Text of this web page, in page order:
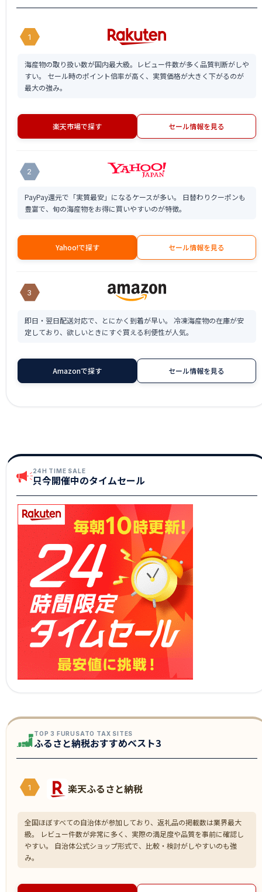
1
海産物の取り扱い数が国内最大級。レビュー件数が多く品質判断がしや
すい。 セール時のポイント倍率が高く、実質価格が大きく下がるのが
最大の強み。
楽天市場で探す セール情報を見る
2
PayPay還元で「実質最安」になるケースが多い。 日替わりクーポンも
豊富で、旬の海産物をお得に買いやすいのが特徴。
Yahoo!で探す セール情報を見る
3
即日・翌日配送対応で、とにかく到着が早い。 冷凍海産物の在庫が安
定しており、欲しいときにすぐ買える利便性が人気。
Amazonで探す セール情報を見る
24H TIME SALE
只今開催中のタイムセール
TOP 3 FURUSATO TAX SITES
ふるさと納税おすすめベスト3
1 楽天ふるさと納税
全国ほぼすべての自治体が参加しており、返礼品の掲載数は業界最大
級。 レビュー件数が非常に多く、実際の満足度や品質を事前に確認し
やすい。 自治体公式ショップ形式で、比較・検討がしやすいのも強
み。